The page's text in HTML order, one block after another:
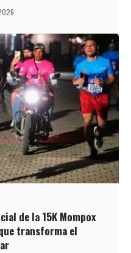
de la 15K Mompox
transforma el